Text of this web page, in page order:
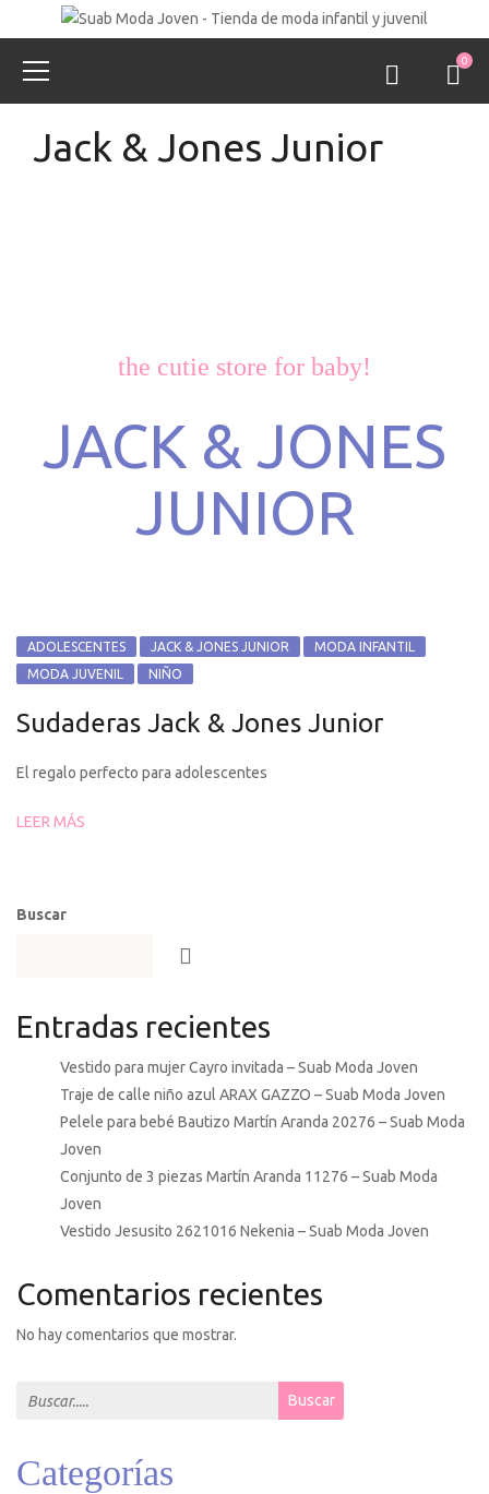
0
Jack & Jones Junior
the cutie store for baby!
JACK & JONES
JUNIOR
ADOLESCENTES JACK & JONES JUNIOR
MODA INFANTIL
MODA JUVENIL
NIÑO
Sudaderas Jack & Jones Junior
El regalo perfecto para adolescentes
LEER MÁS
Buscar
Entradas recientes
Vestido para mujer Cayro invitada – Suab Moda Joven
Traje de calle niño azul ARAX GAZZO – Suab Moda Joven
Pelele para bebé Bautizo Martín Aranda 20276 – Suab Moda
Joven
Conjunto de 3 piezas Martín Aranda 11276 – Suab Moda
Joven
Vestido Jesusito 2621016 Nekenia – Suab Moda Joven
Comentarios recientes
No hay comentarios que mostrar.
Search for: Buscar
Categorías